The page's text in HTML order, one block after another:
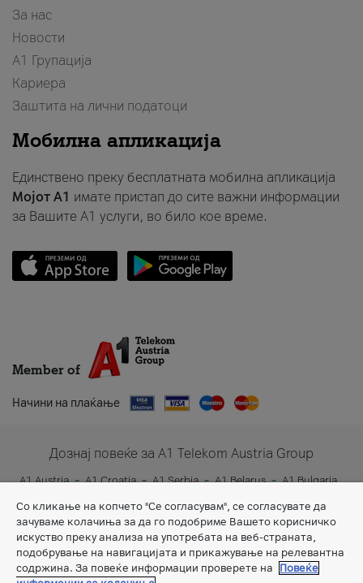
За нас
Новости
А1 Групација
Кариера
Заштита на лични податоци
Мобилна апликација
Единствено преку бесплатната мобилна апликација
Мојот A1 имате пристап до сите важни информации
за Вашите A1 услуги, во било кое време.
Member of
Начини на плаќање
Дознај повеќе за A1 Telekom Austria Group
A1 Austria A1 Croatia A1 Serbia A1 Belarus
A1 Bulgaria
Со кликање на копчето "Се согласувам", се согласувате да
зачуваме колачиња за да го подобриме Вашето корисничко
искуство преку анализа на употребата на веб-страната,
подобрување на навигацијата и прикажување на релевантна
содржина. За повеќе информации проверете на
Повеќе